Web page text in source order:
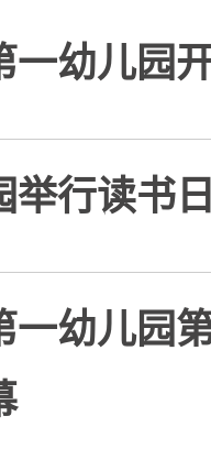
一幼儿园
举行读书
一幼儿园